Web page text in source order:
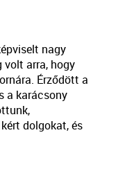
nagy
volt arra, hogy
Érződött a
a karácsony
dolgokat, és